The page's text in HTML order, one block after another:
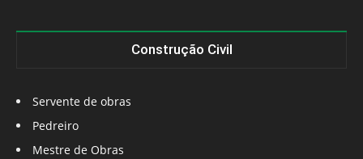
Construção Civil
Servente de obras
Pedreiro
Mestre de Obras